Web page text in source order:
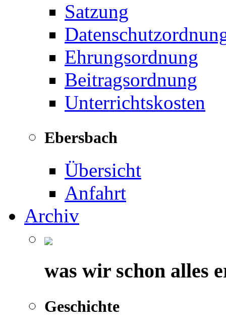
Satzung
Ehrungsordnung
Beitragsordnung
Unterrichtskosten
Ebersbach
Übersicht
Anfahrt
Archiv
was wir schon alles
Geschichte